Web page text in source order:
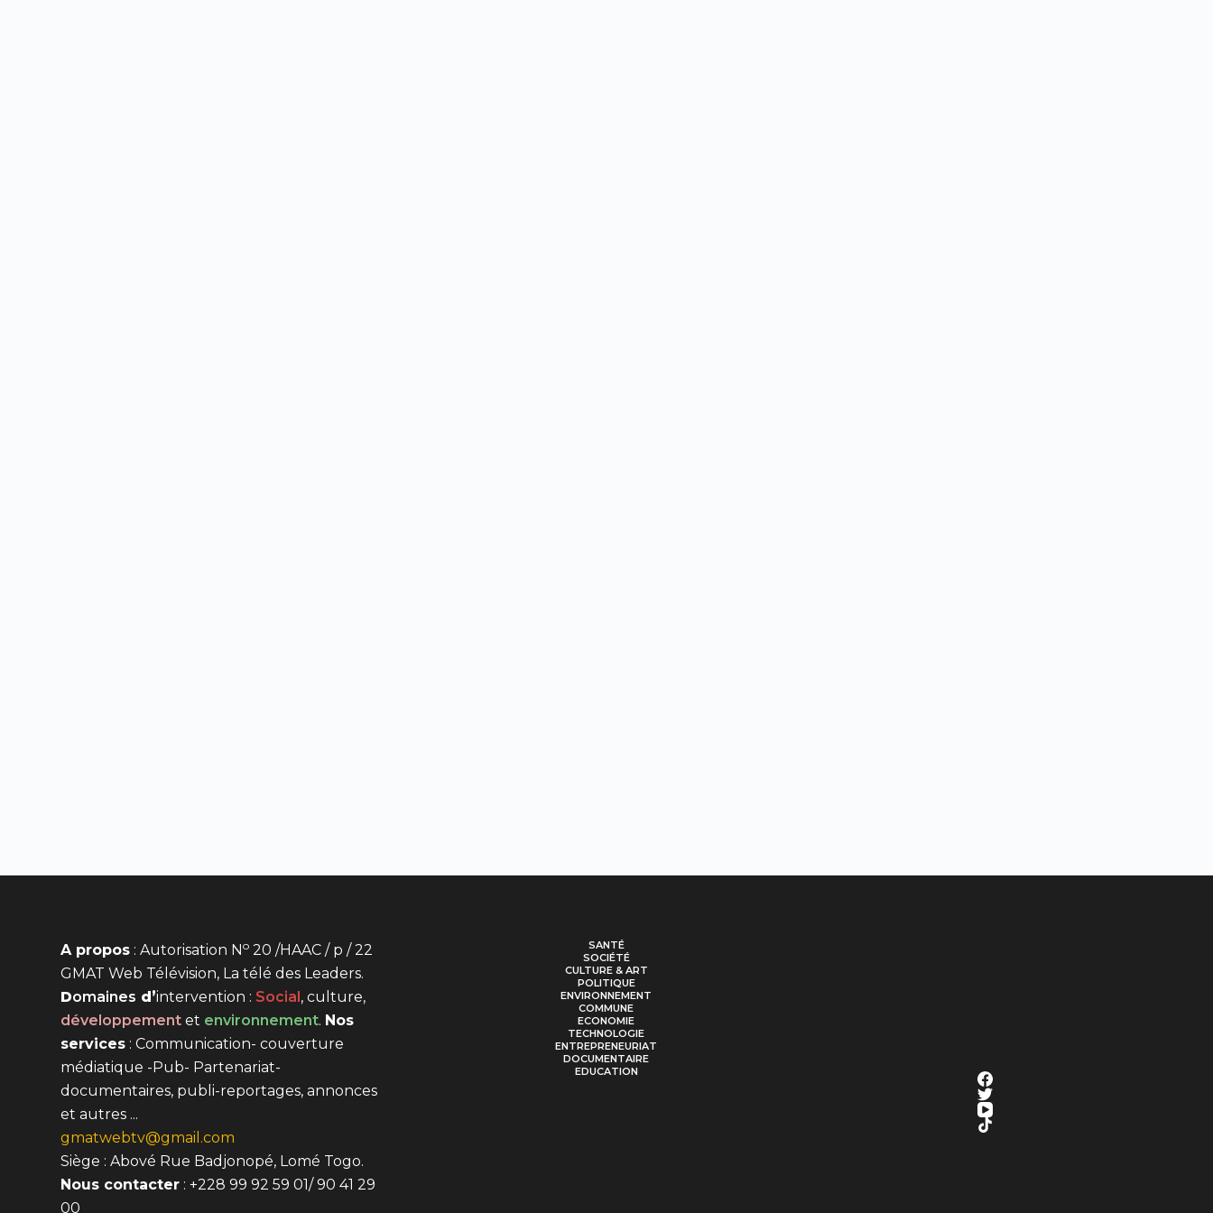
A propos : Autorisation No 20 /HAAC / p / 22
GMAT Web Télévision, La télé des Leaders.
Domaines d’intervention : Social, culture,
développement et environnement. Nos
services : Communication- couverture
médiatique -Pub- Partenariat-
documentaires, publi-reportages, annonces
et autres ...
gmatwebtv@gmail.com
Siège : Abové Rue Badjonopé, Lomé Togo.
Nous contacter : +228 99 92 59 01/ 90 41 29
00
SANTÉ
SOCIÉTÉ
CULTURE & ART
POLITIQUE
ENVIRONNEMENT
COMMUNE
ECONOMIE
TECHNOLOGIE
ENTREPRENEURIAT
DOCUMENTAIRE
EDUCATION